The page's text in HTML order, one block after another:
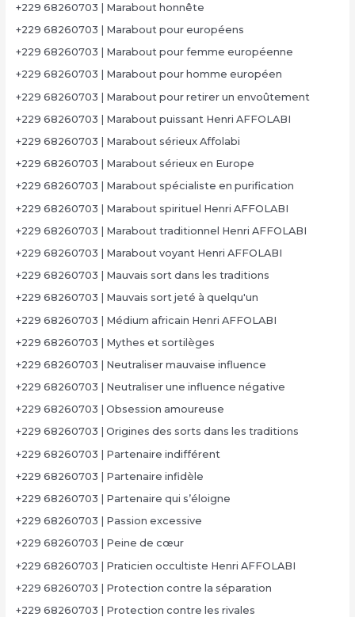
+229 68260703 | Marabout honnête
+229 68260703 | Marabout pour européens
+229 68260703 | Marabout pour femme européenne
+229 68260703 | Marabout pour homme européen
+229 68260703 | Marabout pour retirer un envoûtement
+229 68260703 | Marabout puissant Henri AFFOLABI
+229 68260703 | Marabout sérieux Affolabi
+229 68260703 | Marabout sérieux en Europe
+229 68260703 | Marabout spécialiste en purification
+229 68260703 | Marabout spirituel Henri AFFOLABI
+229 68260703 | Marabout traditionnel Henri AFFOLABI
+229 68260703 | Marabout voyant Henri AFFOLABI
+229 68260703 | Mauvais sort dans les traditions
+229 68260703 | Mauvais sort jeté à quelqu'un
+229 68260703 | Médium africain Henri AFFOLABI
+229 68260703 | Mythes et sortilèges
+229 68260703 | Neutraliser mauvaise influence
+229 68260703 | Neutraliser une influence négative
+229 68260703 | Obsession amoureuse
+229 68260703 | Origines des sorts dans les traditions
+229 68260703 | Partenaire indifférent
+229 68260703 | Partenaire infidèle
+229 68260703 | Partenaire qui s’éloigne
+229 68260703 | Passion excessive
+229 68260703 | Peine de cœur
+229 68260703 | Praticien occultiste Henri AFFOLABI
+229 68260703 | Protection contre la séparation
+229 68260703 | Protection contre les rivales